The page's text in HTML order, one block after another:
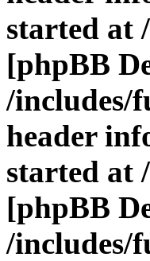
started at
[phpBB
/includes/
header
started at
[phpBB
/includes/